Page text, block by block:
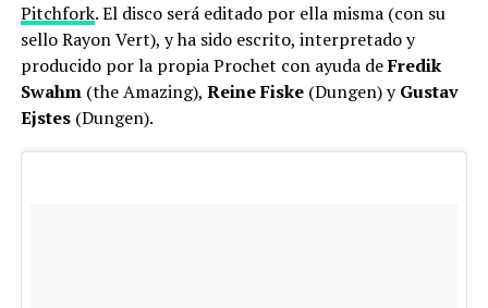
Pitchfork. El disco será editado por ella misma (con su
sello Rayon Vert), y ha sido escrito, interpretado y
producido por la propia Prochet con ayuda deFredik
Swahm(the Amazing), Reine Fiske(Dungen) yGustav
Ejstes(Dungen).